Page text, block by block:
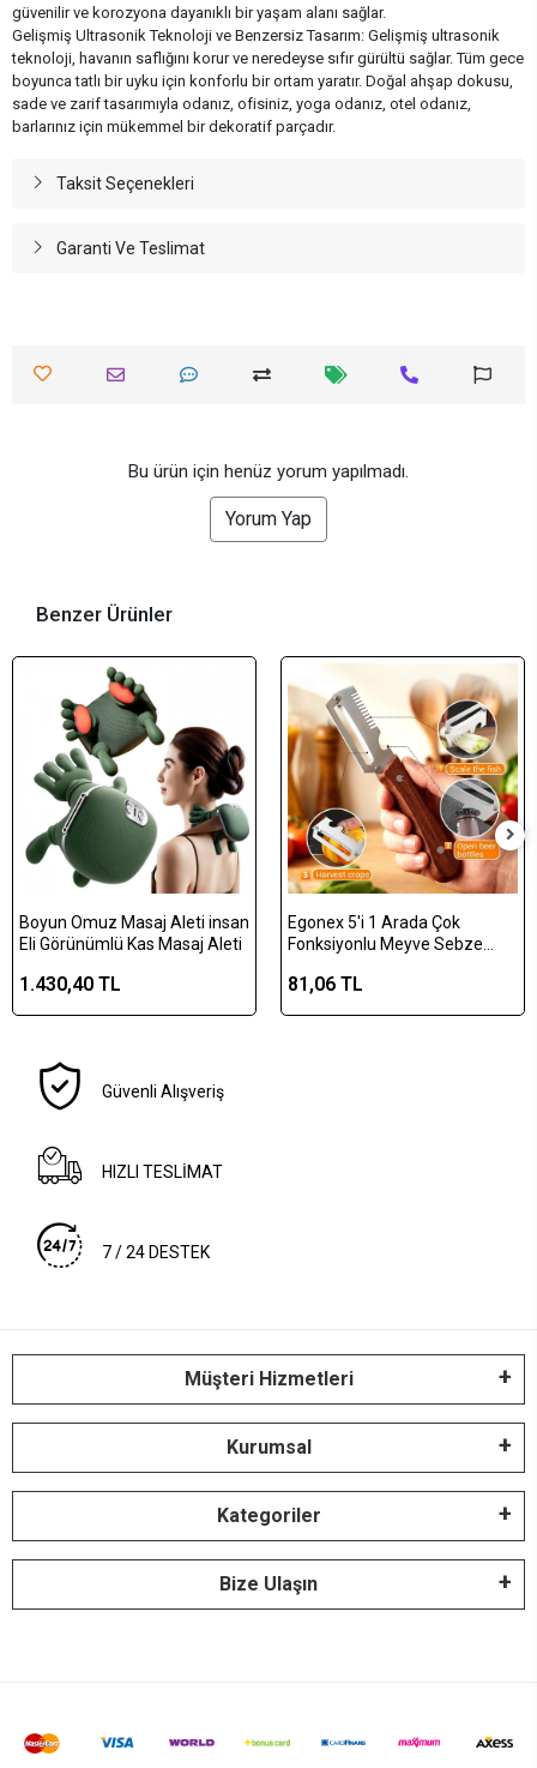
güvenilir ve korozyona dayanıklı bir yaşam alanı sağlar.
Gelişmiş Ultrasonik Teknoloji ve Benzersiz Tasarım: Gelişmiş ultrasonik
teknoloji, havanın saflığını korur ve neredeyse sıfır gürültü sağlar. Tüm gece
boyunca tatlı bir uyku için konforlu bir ortam yaratır. Doğal ahşap dokusu,
sade ve zarif tasarımıyla odanız, ofisiniz, yoga odanız, otel odanız,
barlarınız için mükemmel bir dekoratif parçadır.
Taksit Seçenekleri
Garanti Ve Teslimat
Bu ürün için henüz yorum yapılmadı.
Yorum Yap
Benzer Ürünler
Boyun Omuz Masaj Aleti insan
Eli Görünümlü Kas Masaj Aleti
1.430,40 TL
Egonex 5'i 1 Arada Çok
Fonksiyonlu Meyve Sebze
Şişe Açacağı – Ahşap Saplı
81,06 TL
Güvenli Alışveriş
HIZLI TESLİMAT
7 / 24 DESTEK
Müşteri Hizmetleri
Kurumsal
Kategoriler
Bize Ulaşın